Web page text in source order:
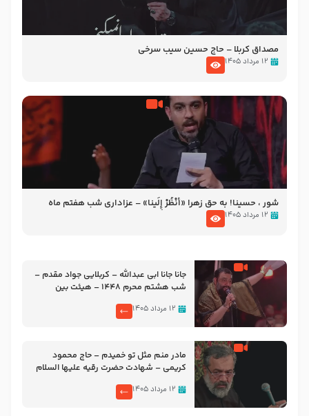
مصداق کربلا – حاج حسین سیب سرخی
۱۲ مرداد ۱۴۰۵
شور ، حسینا! به‌ حق زهرا «أُنْظُرْ إِلَینا» – عزاداری شب هفتم ماه
محرّم 1405
۱۲ مرداد ۱۴۰۵
جانا جانا ابی عبدالله – کربلایی جواد مقدم –
شب هشتم محرم 1448 – هیئت بین
۱۲ مرداد ۱۴۰۵
مادر منم مثل تو خمیدم – حاج محمود
کریمی – شهادت حضرت رقیه علیها السلام
۱۲ مرداد ۱۴۰۵